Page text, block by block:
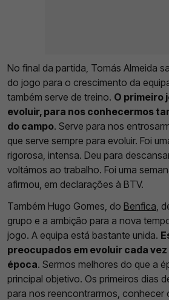
No final da partida, Tomás Almeida
do jogo para o crescimento da
também serve de treino. O primeiro
evoluir, para nos conhecermos
do campo. Serve para nos
que serve sempre para evoluir. Foi
rigorosa, intensa. Deu para
voltámos ao trabalho. Foi uma
afirmou, em declarações à BTV.
Também Hugo Gomes, do Benfica ,
grupo e a ambição para a nova
jogo. A equipa está bastante unida.
preocupados em evoluir cada
época. Sermos melhores do que a
principal objetivo. Os primeiros dias
para nos reencontrarmos, conhecer